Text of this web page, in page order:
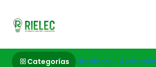
Categorías Electricidad Iluminación